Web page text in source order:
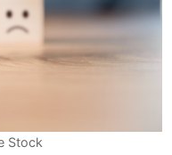
Stock